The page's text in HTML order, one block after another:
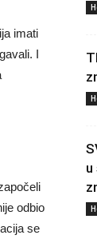
imati
I
odbio
se
u